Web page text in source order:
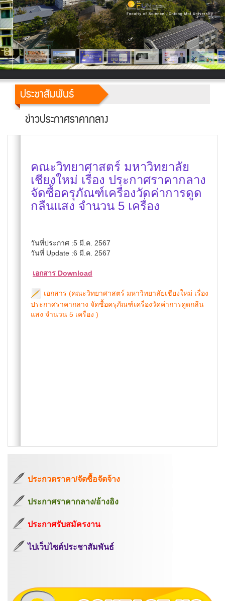
ประชาสัมพันธ์
ข่าวประกาศราคากลาง
คณะวิทยาศาสตร์ มหาวิทยาลัย
เชียงใหม่ เรื่อง ประกาศราคากลาง
จัดซื้อครุภัณฑ์เครื่องวัดค่าการดูด
กลืนแสง จำนวน 5 เครื่อง
วันที่ประกาศ :5 มี.ค. 2567
วันที่ Update :6 มี.ค. 2567
เอกสาร Download
เอกสาร (คณะวิทยาศาสตร์ มหาวิทยาลัยเชียงใหม่ เรื่อง
ประกาศราคากลาง จัดซื้อครุภัณฑ์เครื่องวัดค่าการดูดกลืน
แสง จำนวน 5 เครื่อง )
ประกวดราคา/จัดซื้อจัดจ้าง
ประกาศราคากลาง/อ้างอิง
ประกาศรับสมัครงาน
ไปเว็บไซต์ประชาสัมพันธ์